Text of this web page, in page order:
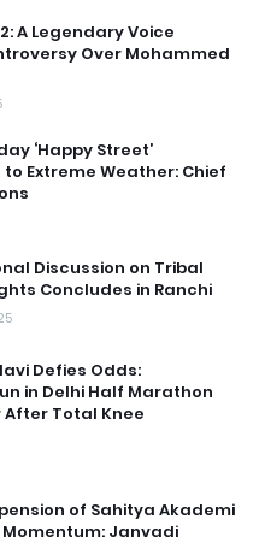
A Legendary Voice
Over Mohammed
‘Happy Street’
Extreme Weather: Chief
Discussion on Tribal
Concludes in Ranchi
Defies Odds:
in Delhi Half Marathon
After Total Knee
of Sahitya Akademi
Janvadi